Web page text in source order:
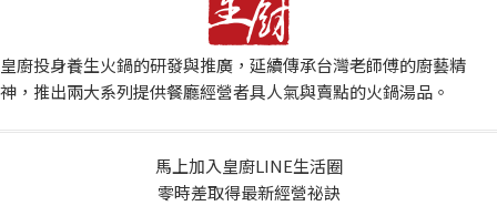
皇廚投身養生火鍋的研發與推廣，延續傳承台灣老師傅的廚藝精
神，推出兩大系列提供餐廳經營者具人氣與賣點的火鍋湯品。
馬上加入皇廚LINE生活圈
零時差取得最新經營祕訣